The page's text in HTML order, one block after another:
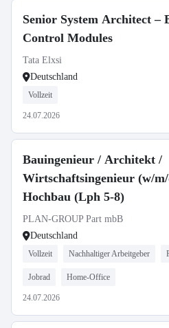
Senior System Architect –
Control Modules
Tata Elxsi
Deutschland
Vollzeit
24.07.2026
Bauingenieur / Architekt /
Wirtschaftsingenieur (w/
Hochbau (Lph 5-8)
PLAN-GROUP Part mbB
Deutschland
Vollzeit Nachhaltiger Arbeitgeber
Jobrad Home-Office
24.07.2026